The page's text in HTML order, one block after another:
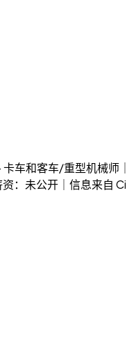
车和客车/重型机械
：未公开｜信息来自